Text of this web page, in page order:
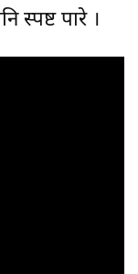
स्पष्ट पारे ।